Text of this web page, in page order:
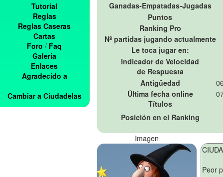
Tutorial
Reglas
Reglas Caseras
Cartas
Foro / Faq
Galería
Enlaces
Agradecido a
Cambiar a Ciudadelas
Ganadas-Empatadas-Jugadas
Puntos
Ranking Pro
Nº partidas jugando actualmente
Le toca jugar en:
Indicador de Velocidad
de Respuesta
Antigüedad
Última fecha online
Títulos
Posición en el Ranking
Imagen